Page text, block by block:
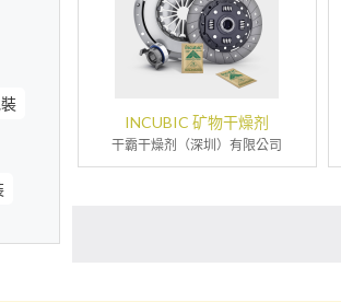
INCUBIC 矿物干燥剂
干霸干燥剂（深圳）有限公司